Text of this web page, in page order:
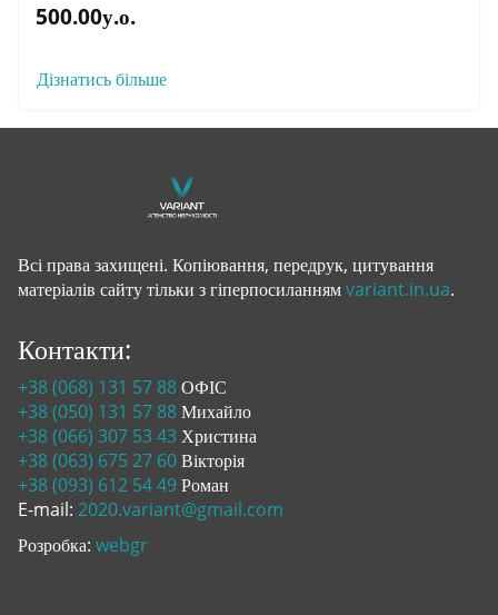
500.00у.о.
Дізнатись більше
Всі права захищені. Копіювання, передрук, цитування
матеріалів сайту тільки з гіперпосиланнямvariant.in.ua.
Контакти:
+38 (068) 131 57 88ОФІС
+38 (050) 131 57 88Михайло
+38 (066) 307 53 43 Христина
+38 (063) 675 27 60Вікторія
+38 (093) 612 54 49Роман
E-mail: 2020.variant@gmail.com
Розробка: webgr